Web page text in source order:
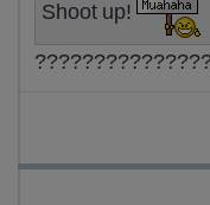
Shoot up!